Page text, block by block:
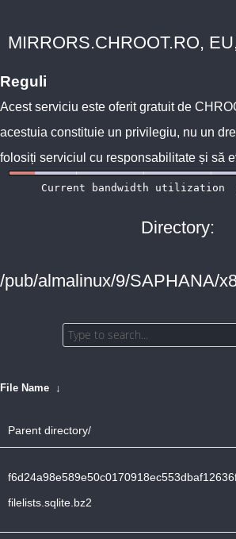
MIRRORS.CHROOT.RO,
Reguli
Acest serviciu este oferit gratuit de
acestuia constituie un privilegiu, nu un
folosiți serviciul cu responsabilitate și să
Directory:
/pub/almalinux/9/SAPHANA/
File Name ↓
Parent directory/
filelists.sqlite.bz2